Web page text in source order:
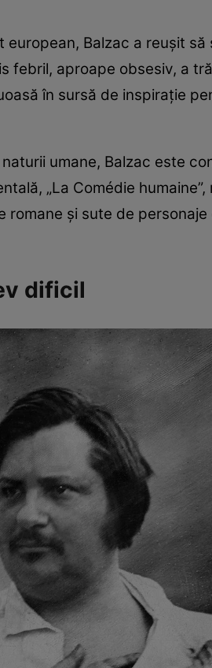
Balzac a reușit
febril, aproape obsesiv, a
în sursă de inspirație
umane, Balzac este
„La Comédie
și sute de
dificil